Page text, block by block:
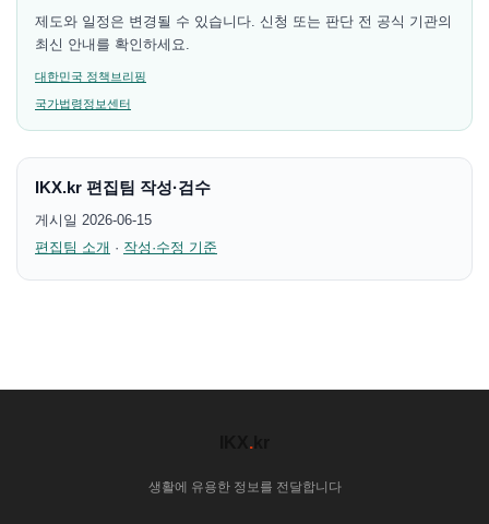
제도와 일정은 변경될 수 있습니다. 신청 또는 판단 전 공식 기관의
최신 안내를 확인하세요.
대한민국 정책브리핑
국가법령정보센터
IKX.kr 편집팀 작성·검수
게시일 2026-06-15
편집팀 소개 · 작성·수정 기준
.
생활에 유용한 정보를 전달합니다